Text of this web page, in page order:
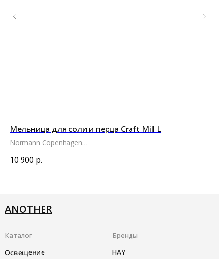
Мельница для соли и перца Craft Mill L
Normann Copenhagen
10 900 р.
HAY
Освещение
ANOTHER
Бренды
Каталог